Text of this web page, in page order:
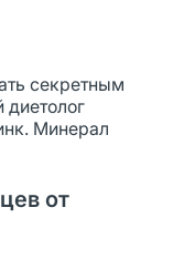
секретным
диетолог
Минерал
от